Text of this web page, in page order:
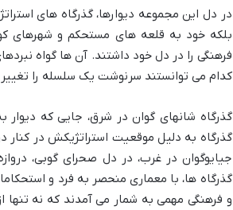
در دل این مجموعه دیوارها، گذرگاه های
بلکه خود به قلعه های مستحکم و شهرهای
فرهنگی را در دل خود داشتند. آن ها گواه
کدام می توانستند سرنوشت یک سلسله را
گذرگاه شانهای گوان در شرق، جایی که
گذرگاه به دلیل موقعیت استراتژیکش در کنار
جیایوگوان در غرب، در دل صحرای گوبی،
گذرگاه ها، با معماری منحصر به فرد و
و فرهنگی مهمی به شمار می آمدند که نه تنها